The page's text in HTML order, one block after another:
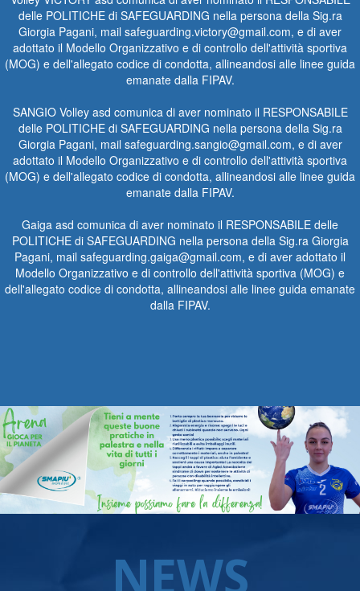
delle POLITICHE di SAFEGUARDING nella persona della Sig.ra
Giorgia Pagani, mail safeguarding.victory@gmail.com, e di aver
adottato il Modello Organizzativo e di controllo dell'attività sportiva
(MOG) e dell'allegato codice di condotta, allineandosi alle linee guida
emanate dalla FIPAV.
SANGIO Volley asd comunica di aver nominato il RESPONSABILE
delle POLITICHE di SAFEGUARDING nella persona della Sig.ra
Giorgia Pagani, mail safeguarding.sangio@gmail.com, e di aver
adottato il Modello Organizzativo e di controllo dell'attività sportiva
(MOG) e dell'allegato codice di condotta, allineandosi alle linee guida
emanate dalla FIPAV.
Gaiga asd comunica di aver nominato il RESPONSABILE delle
POLITICHE di SAFEGUARDING nella persona della Sig.ra Giorgia
Pagani, mail safeguarding.gaiga@gmail.com, e di aver adottato il
Modello Organizzativo e di controllo dell'attività sportiva (MOG) e
dell'allegato codice di condotta, allineandosi alle linee guida emanate
dalla FIPAV.
NEWS